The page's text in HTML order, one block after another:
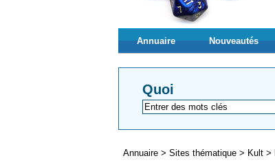
Annuaire Nouveautés
Quoi
Annuaire > Sites thématique > Kult >